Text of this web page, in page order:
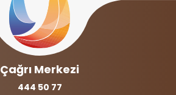
Çağrı Merkezi
444 50 77